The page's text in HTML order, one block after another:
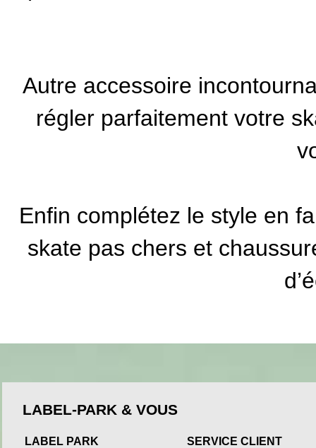
Autre accessoire
régler parfaitement votre
Enfin complétez le style en
skate pas chers et
LABEL-PARK & VOUS
LABEL PARK SERVICE CLIENT